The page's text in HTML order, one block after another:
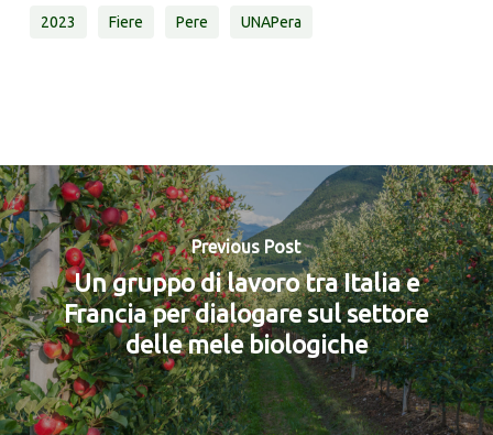
2023 Fiere Pere UNAPera
Previous Post
Un gruppo di lavoro tra Italia e
Francia per dialogare sul settore
delle mele biologiche